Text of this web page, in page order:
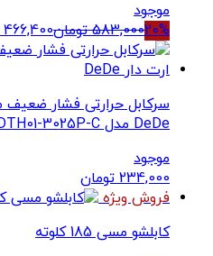
موجود
20%
583,000 تومان466,400
DeDe مدل DTH01-3025P-C
موجود
234,000 تومان
فروش ویژه
کابلشو مسی 185 کلوته